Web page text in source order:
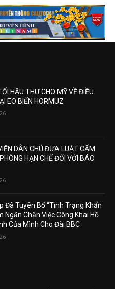
HẬU THƯ CHO MỸ VỀ ĐIỀU
EO BIỂN HORMUZ
DÂN CHỦ ĐƯA LUẬT CẤM
HẠN CHẾ ĐỐI VỚI BÁO
Đã Tuyên Bố “Tình Trạng Khẩn
Ngăn Chặn Việc Công Khai Hồ
Của Mình Cho Đài BBC